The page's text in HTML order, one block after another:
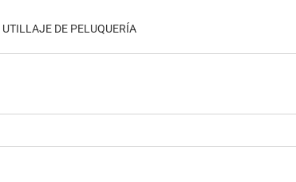
UTILLAJE DE PELUQUERÍA